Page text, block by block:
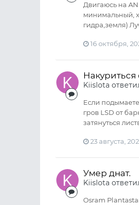
Двигаюсь на
минимальный,
гидра,земля)
16 октября,
Накуриться
Kiislota
Если
гров LSD от
затянуться
23 августа,
Умер днат.
Kiislota
Osram